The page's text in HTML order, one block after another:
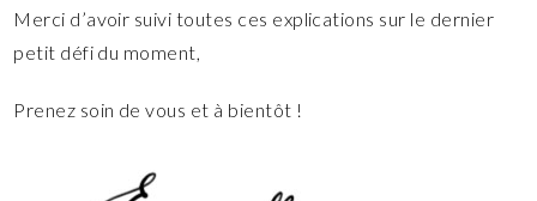
Merci d’avoir suivi toutes ces explications sur le dernier
petit défi du moment,
Prenez soin de vous et à bientôt !